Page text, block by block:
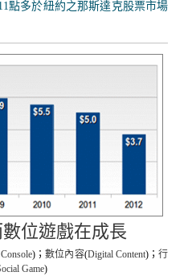
點多於紐約之那斯達克股票市場
位遊戲在成長
)； 數位內容(Digital Content)；行
Game)